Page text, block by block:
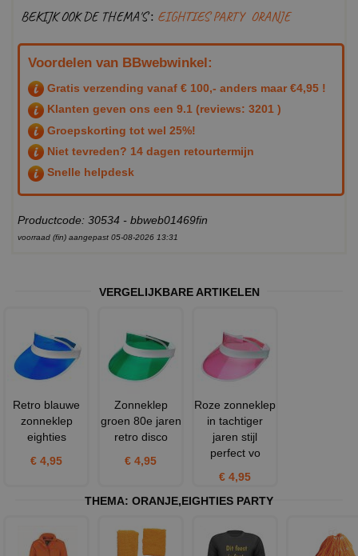
BEKIJK OOK DE THEMA'S : EIGHTIES PARTY ORANJE
Voordelen van BBwebwinkel:
Gratis verzending vanaf € 100,- anders maar €4,95 !
Klanten geven ons een 9.1 (reviews: 3201 )
Groepskorting tot wel 25%!
Niet tevreden? 14 dagen retourtermijn
Snelle helpdesk
Productcode: 30534 - bbweb01469fin
voorraad (fin) aangepast 05-08-2026 13:31
VERGELIJKBARE ARTIKELEN
Retro blauwe
zonneklep
eighties
€ 4,95
Zonneklep
groen 80e jaren
retro disco
€ 4,95
Roze zonneklep
in tachtiger
jaren stijl
perfect vo
€ 4,95
THEMA: ORANJE,EIGHTIES PARTY